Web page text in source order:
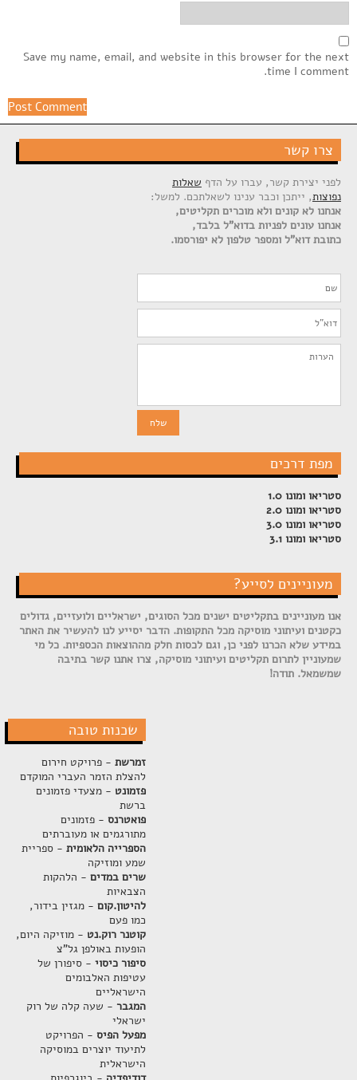
Save my name, email, and website in this browser for the next
time I comment.
צרו קשר
לפני יצירת קשר, עברו על הדף שאלות
נפוצות, ייתכן וכבר ענינו לשאלתכם. למשל:
אנחנו לא קונים ולא מוכרים תקליטים,
אנחנו עונים לפניות בדוא"ל בלבד,
כתובת דוא"ל ומספר טלפון לא יפורסמו.
מפת דרכים
סטריאו ומונו 1.0
סטריאו ומונו 2.0
סטריאו ומונו 3.0
סטריאו ומונו 3.1
מעוניינים לסייע?
אנו מעוניינים בתקליטים ישנים מכל הסוגים, ישראליים ולועזיים, גדולים
כקטנים ועיתוני מוסיקה מכל התקופות. הדבר יסייע לנו להעשיר את האתר
במידע שלא הכרנו לפני כן, וגם לכסות חלק מההוצאות הכספיות. כל מי
שמעוניין לתרום תקליטים ועיתוני מוסיקה, צרו אתנו קשר בתיבה
שמשמאל. תודה!
שכנות טובה
זמרשת- פרויקט חירום
להצלת הזמר העברי המוקדם
פזמונט - מצעדי פזמונים
ברשת
פואטרנס- פזמונים
מתורגמים או מעוברתים
הספרייה הלאומית- ספריית
שמע ומוזיקה
שרים במדים- הלהקות
הצבאיות
להיטון.קום- מגזין בידור,
כמו פעם
קוטנר רוק.נט - מוזיקה היום,
הופעות באולפן גל"צ
סיפור כיסוי- סיפורן של
עטיפות האלבומים
הישראליים
המגבר- שעה קלה של רוק
ישראלי
מפעל הפיס- הפרויקט
לתיעוד יוצרים במוסיקה
הישראלית